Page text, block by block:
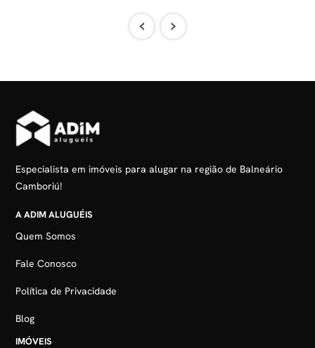
‹ ›
Especialista em imóveis para alugar na região de Balneário
Camboriú!
A ADIM ALUGUÉIS
Quem Somos
Fale Conosco
Política de Privacidade
Blog
IMÓVEIS